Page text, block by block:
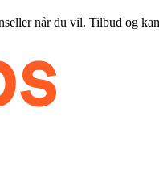
når du vil. Tilbud og